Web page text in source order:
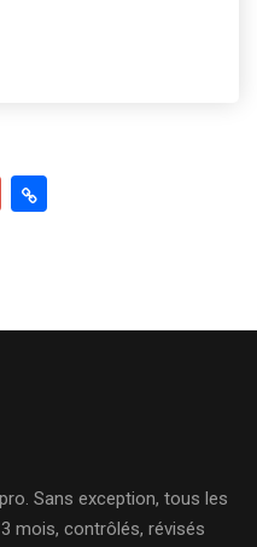
Sans exception, tous les
mois, contrôlés, révisés